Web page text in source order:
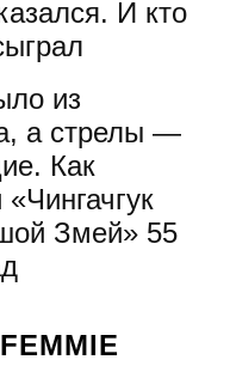
И кто
из
а стрелы —
Как
Змей» 55